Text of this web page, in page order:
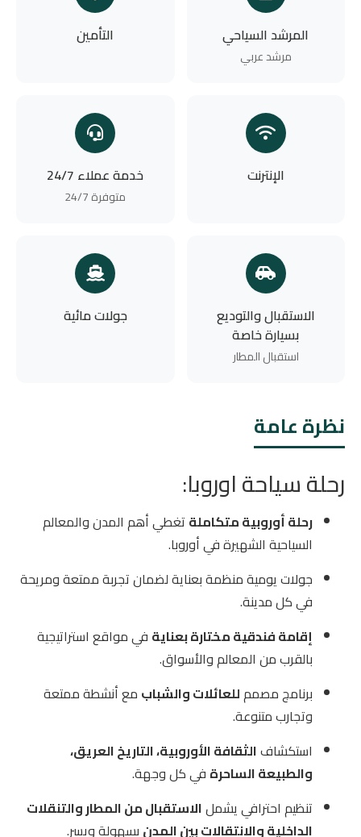
المرشد السياحي
مرشد عربي
التأمين
الإنترنت خدمة عملاء 24/7
متوفرة 24/7
الاستقبال والتوديع
بسيارة خاصة
استقبال المطار
جولات مائية
نظرة عامة
رحلة سياحة اوروبا:
رحلة أوروبية متكاملة تغطي أهم المدن والمعالم
السياحية الشهيرة في أوروبا.
جولات يومية منظمة بعناية لضمان تجربة ممتعة ومريحة
في كل مدينة.
إقامة فندقية مختارة بعناية في مواقع استراتيجية
بالقرب من المعالم والأسواق.
برنامج مصممللعائلات والشباب مع أنشطة ممتعة
وتجارب متنوعة.
استكشافالثقافة الأوروبية، التاريخ العريق،
والطبيعة الساحرة في كل وجهة.
تنظيم احترافي يشملالاستقبال من المطار والتنقلات
الداخلية والانتقالات بين المدن بسهولة ويسر.